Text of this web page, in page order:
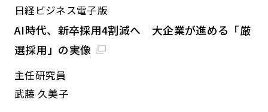
日経ビジネス電子版
AI時代、新卒採用4割減へ 大企業が進める「厳
選採用」の実像
主任研究員
武藤 久美子